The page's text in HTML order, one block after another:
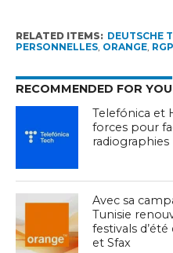
RELATED ITEMS: DEUTSCHE
PERSONNELLES, ORANGE,
RECOMMENDED FOR YOU
Telefónica et
forces pour
radiographies
Avec sa
Tunisie
festivals
et Sfax